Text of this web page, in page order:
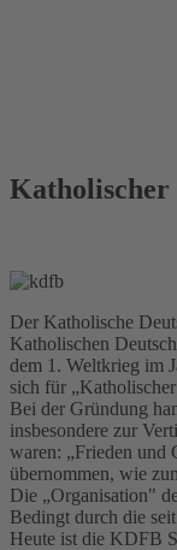
Katholischer
Der Katholische
Katholischen
dem 1. Weltkrieg im
sich für
Bei der Gründung
insbesondere zur
waren: „Frieden und
übernommen, wie
Die „Organisation"
Bedingt durch die
Heute ist die KDFB